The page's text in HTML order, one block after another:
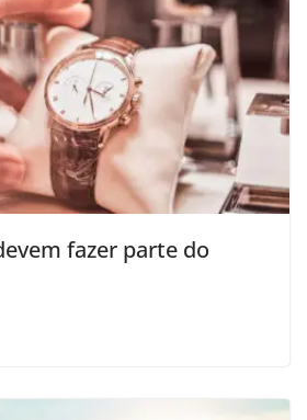
fazer parte do